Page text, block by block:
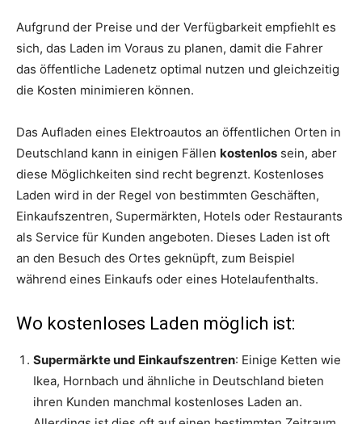
Aufgrund der Preise und der Verfügbarkeit empfiehlt es
sich, das Laden im Voraus zu planen, damit die Fahrer
das öffentliche Ladenetz optimal nutzen und gleichzeitig
die Kosten minimieren können.
Das Aufladen eines Elektroautos an öffentlichen Orten in
Deutschland kann in einigen Fällen kostenlos sein, aber
diese Möglichkeiten sind recht begrenzt. Kostenloses
Laden wird in der Regel von bestimmten Geschäften,
Einkaufszentren, Supermärkten, Hotels oder Restaurants
als Service für Kunden angeboten. Dieses Laden ist oft
an den Besuch des Ortes geknüpft, zum Beispiel
während eines Einkaufs oder eines Hotelaufenthalts.
Wo kostenloses Laden möglich ist:
Supermärkte und Einkaufszentren: Einige Ketten wie
Ikea, Hornbach und ähnliche in Deutschland bieten
ihren Kunden manchmal kostenloses Laden an.